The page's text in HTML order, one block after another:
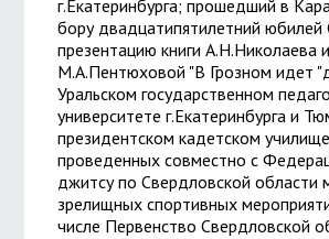
г.Екатеринбурга; прошедший в
бору двадцатипятилетний
презентацию книги А.Н.Николаева и
М.А.Пентюховой "В Грозном идет
Уральском государственном
университете г.Екатеринбурга и
президентском кадетском
проведенных совместно с
джитсу по Свердловской области
зрелищных спортивных
числе Первенство Свердловской